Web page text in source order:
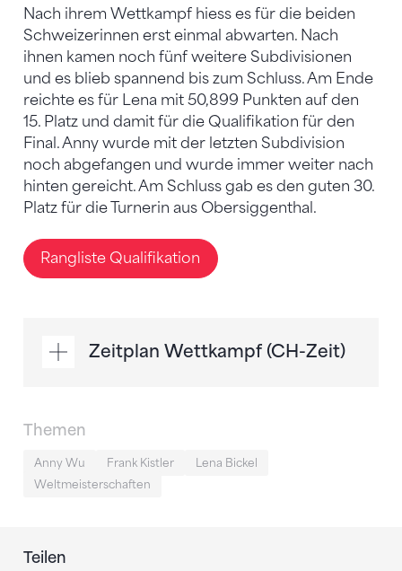
Nach ihrem Wettkampf hiess es für die beiden
Schweizerinnen erst einmal abwarten. Nach
ihnen kamen noch fünf weitere Subdivisionen
und es blieb spannend bis zum Schluss. Am Ende
reichte es für Lena mit 50,899 Punkten auf den
15. Platz und damit für die Qualifikation für den
Final. Anny wurde mit der letzten Subdivision
noch abgefangen und wurde immer weiter nach
hinten gereicht. Am Schluss gab es den guten 30.
Platz für die Turnerin aus Obersiggenthal.
Rangliste Qualifikation
Zeitplan Wettkampf (CH-Zeit)
Themen
Anny Wu Frank Kistler
Lena Bickel
Weltmeisterschaften
Teilen